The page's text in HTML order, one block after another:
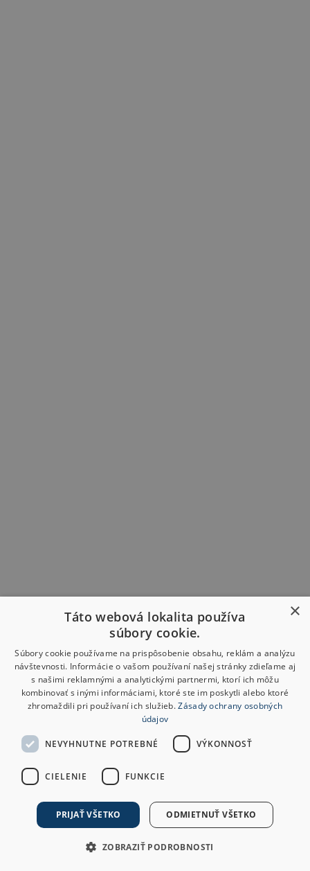
×
Táto webová lokalita používa
súbory cookie.
Súbory cookie používame na prispôsobenie obsahu, reklám a analýzu
návštevnosti. Informácie o vašom používaní našej stránky zdieľame aj
s našimi reklamnými a analytickými partnermi, ktorí ich môžu
kombinovať s inými informáciami, ktoré ste im poskytli alebo ktoré
zhromaždili pri používaní ich služieb.Zásady ochrany osobných
údajov
NEVYHNUTNE POTREBNÉ VÝKONNOSŤ
CIELENIE FUNKCIE
PRIJAŤ VŠETKO ODMIETNUŤ VŠETKO
ZOBRAZIŤ PODROBNOSTI